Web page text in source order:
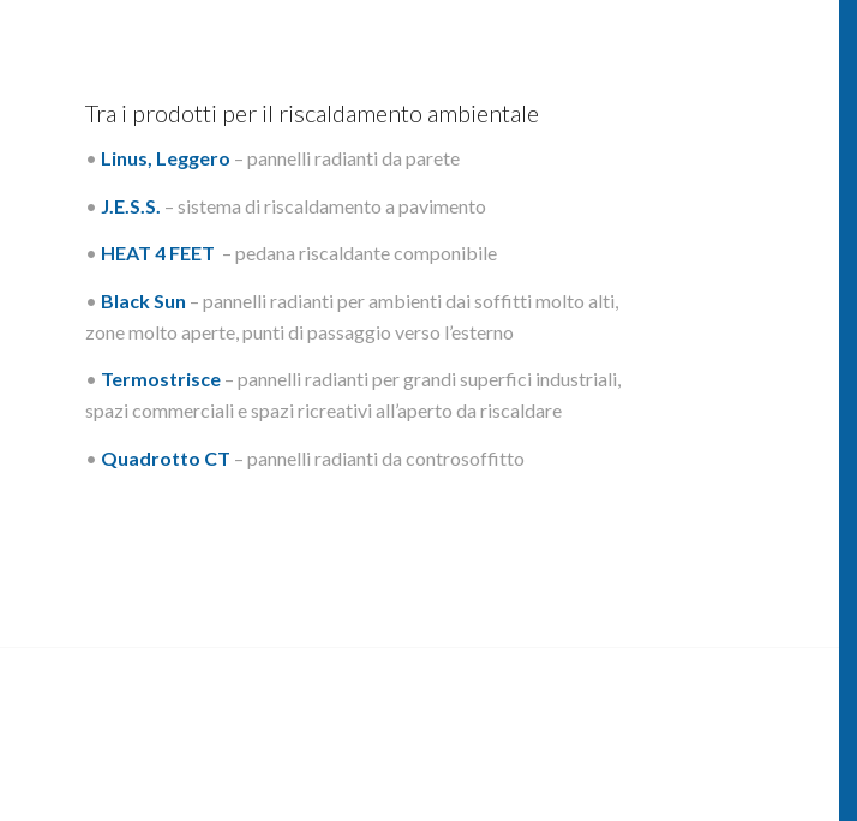
Tra i prodotti per il riscaldamento ambientale
• Linus, Leggero – pannelli radianti da parete
• J.E.S.S. – sistema di riscaldamento a pavimento
• HEAT 4 FEET – pedana riscaldante componibile
• Black Sun – pannelli radianti per ambienti dai soffitti molto alti,
zone molto aperte, punti di passaggio verso l’esterno
• Termostrisce– pannelli radianti per grandi superfici industriali,
spazi commerciali e spazi ricreativi all’aperto da riscaldare
• Quadrotto CT – pannelli radianti da controsoffitto